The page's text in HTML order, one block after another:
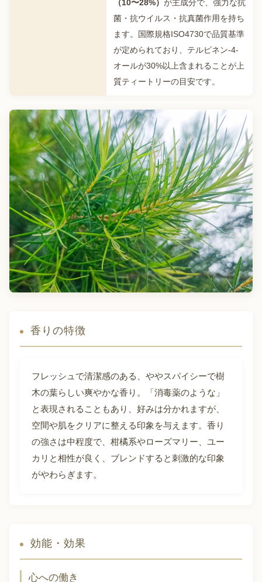
（10〜28%） が主成分で、強力な抗
菌・抗ウイルス・抗真菌作用を持ち
ます。国際規格ISO4730で品質基準
が定められており、テルピネン-4-
オールが30%以上含まれることが上
質ティートリーの目安です。
香りの特徴
フレッシュで清潔感のある、ややスパイシーで樹
木の葉らしい爽やかな香り。「消毒薬のような」
と表現されることもあり、好みは分かれますが、
空間や肌をクリアに整える印象を与えます。香り
の強さは中程度で、柑橘系やローズマリー、ユー
カリと相性が良く、ブレンドすると刺激的な印象
がやわらぎます。
効能・効果
心への働き